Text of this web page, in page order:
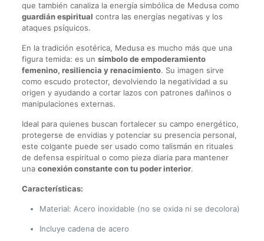
que también canaliza la energía simbólica de Medusa como
guardián espiritual contra las energías negativas y los
ataques psíquicos.
En la tradición esotérica, Medusa es mucho más que una
figura temida: es un símbolo de empoderamiento
femenino, resiliencia y renacimiento. Su imagen sirve
como escudo protector, devolviendo la negatividad a su
origen y ayudando a cortar lazos con patrones dañinos o
manipulaciones externas.
Ideal para quienes buscan fortalecer su campo energético,
protegerse de envidias y potenciar su presencia personal,
este colgante puede ser usado como talismán en rituales
de defensa espiritual o como pieza diaria para mantener
una conexión constante con tu poder interior.
Características:
Material: Acero inoxidable (no se oxida ni se decolora)
Incluye cadena de acero